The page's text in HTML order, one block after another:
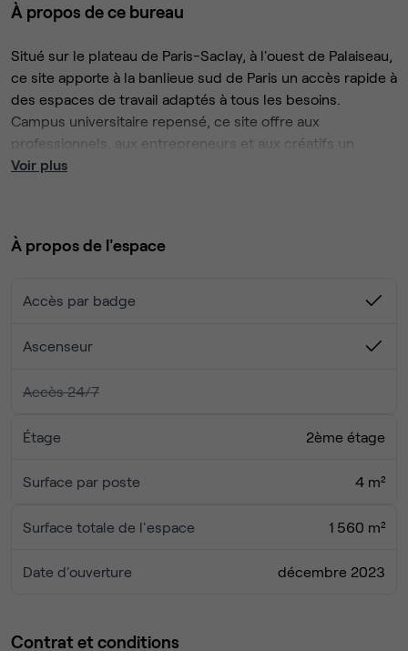
À propos de ce bureau
Situé sur le plateau de Paris-Saclay, à l'ouest de Palaiseau,
ce site apporte à la banlieue sud de Paris un accès rapide à
des espaces de travail adaptés à tous les besoins.
Campus universitaire repensé, ce site offre aux
professionnels, aux entrepreneurs et aux créatifs un
espace de travail dynamique et connecté.
et l’assistance d’une équipe, le tout dans un
et à développer leurs projets.
Cet immeuble se trouve au cœur des communes de
chacune d'elles.
relie à la gare de Lozère, qui dessert le RER B, pour vous
Gaulles. L'impressionnant château de la Saussaye se
trouve à deux arrêts de bus. Dans le voisinage du centre
campus et incubateurs d’université, mais également le
polytechnique et le Gymnase du Guichet.
Voir plus
À propos de l'espace
Accès par badge
Ascenseur
Accès 24/7
Étage 2ème étage
Surface par poste 4 m²
Surface totale de l'espace 1 560 m²
Date d'ouverture décembre 2023
Contrat et conditions